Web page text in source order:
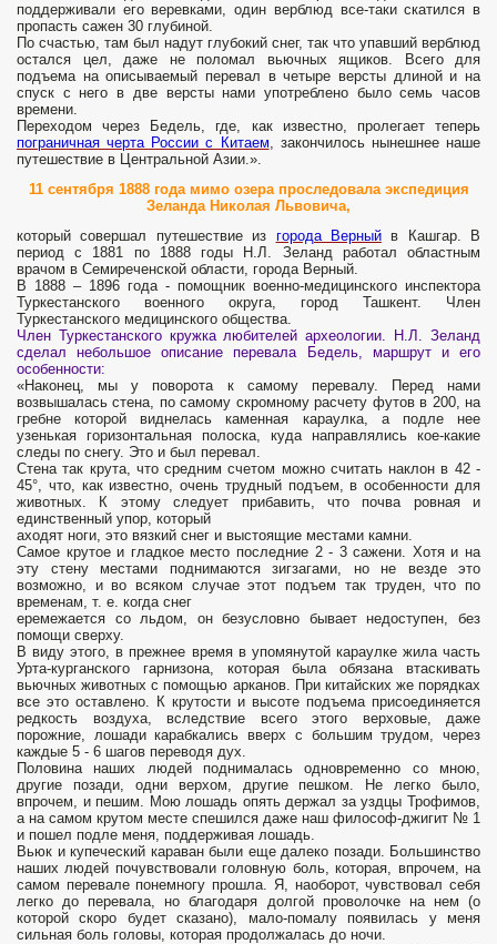
поддерживали его веревками, один верблюд все-таки скатился в
пропасть сажен 30 глубиной.
По счастью, там был надут глубокий снег, так что упавший верблюд
остался цел, даже не поломал вьючных ящиков. Всего для
подъема на описываемый перевал в четыре версты длиной и на
спуск с него в две версты нами употреблено было семь часов
времени.
Переходом через Бедель, где, как известно, пролегает теперь
пограничная черта России с Китаем, закончилось нынешнее наше
путешествие в Центральной Азии.».
11 сентября 1888 года мимо озера проследовала экспедиция
Зеланда Николая Львовича,
который совершал путешествие из города Верныйв Кашгар. В
период с 1881 по 1888 годы Н.Л. Зеланд работал областным
врачом в Семиреченской области, города Верный.
​В 1888 – 1896 года - помощник военно-медицинского инспектора
Туркестанского военного округа, город Ташкент. Член
Туркестанского медицинского общества.
Член Туркестанского кружка любителей археологии. Н.Л. Зеланд
сделал небольшое описание перевала Бедель, маршрут и его
особенности:
«Наконец, мы у поворота к самому перевалу. Перед нами
возвышалась стена, по самому скромному расчету футов в 200, на
гребне которой виднелась каменная караулка, а подле нее
узенькая горизонтальная полоска, куда направлялись кое-какие
следы по снегу. Это и был перевал.
Стена так крута, что средним счетом можно считать наклон в 42 -
45°, что, как известно, очень трудный подъем, в особенности для
животных. К этому следует прибавить, что почва ровная и
единственный упор, который
аходят ноги, это вязкий снег и выстоящие местами камни.
Самое крутое и гладкое место последние 2 - 3 сажени. Хотя и на
эту стену местами поднимаются зигзагами, но не везде это
возможно, и во всяком случае этот подъем так труден, что по
временам, т. е. когда снег
еремежается со льдом, он безусловно бывает недоступен, без
помощи сверху.
В виду этого, в прежнее время в упомянутой караулке жила часть
Урта-курганского гарнизона, которая была обязана втаскивать
вьючных животных с помощью арканов. При китайских же порядках
все это оставлено. К крутости и высоте подъема присоединяется
редкость воздуха, вследствие всего этого верховые, даже
порожние, лошади карабкались вверх с большим трудом, через
каждые 5 - 6 шагов переводя дух.
Половина наших людей поднималась одновременно со мною,
другие позади, одни верхом, другие пешком. Не легко было,
впрочем, и пешим. Мою лошадь опять держал за уздцы Трофимов,
а на самом крутом месте спешился даже наш философ-джигит № 1
и пошел подле меня, поддерживая лошадь.
Вьюк и купеческий караван были еще далеко позади. Большинство
наших людей почувствовали головную боль, которая, впрочем, на
самом перевале понемногу прошла. Я, наоборот, чувствовал себя
легко до перевала, но благодаря долгой проволочке на нем (о
которой скоро будет сказано), мало-помалу появилась у меня
сильная боль головы, которая продолжалась до ночи.